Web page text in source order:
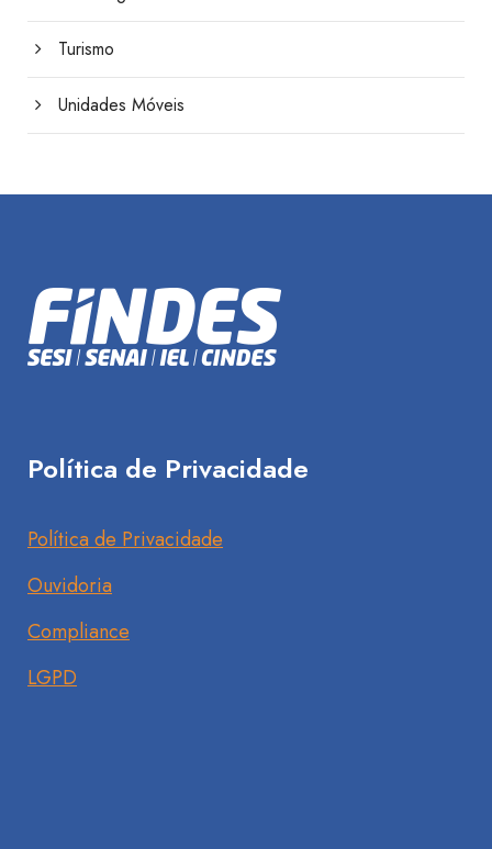
Turismo
Unidades Móveis
Política de Privacidade
Política de Privacidade
Ouvidoria
Compliance
LGPD